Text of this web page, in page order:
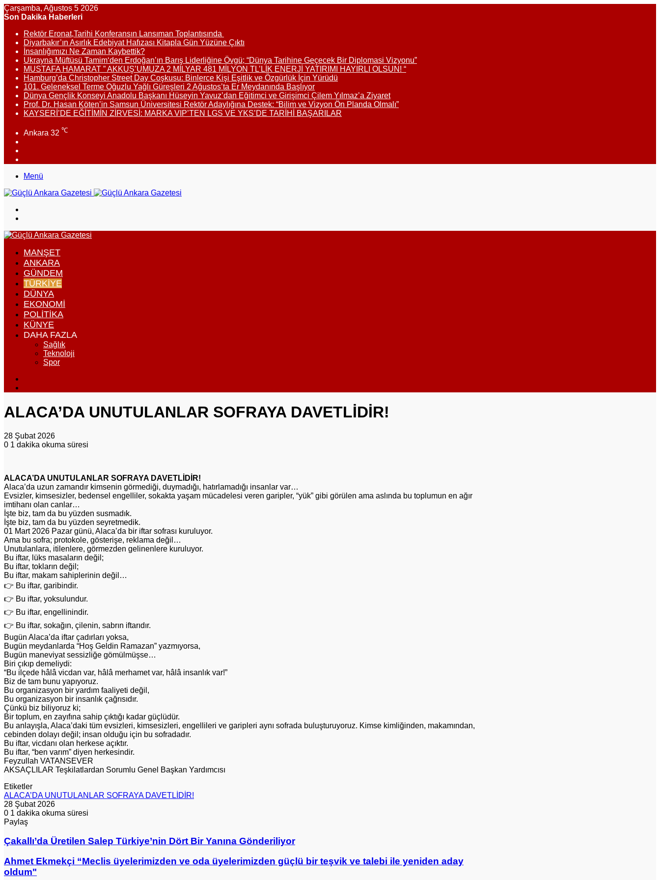
Çarşamba, Ağustos 5 2026
Son Dakika Haberleri
Rektör Eronat,Tarihi Konferansın Lansıman Toplantısında
Diyarbakır’ın Asırlık Edebiyat Hafızası Kitapla Gün Yüzüne Çıktı
İnsanlığımızı Ne Zaman Kaybettik?
Ukrayna Müftüsü Tamim‘den Erdoğan’ın Barış Liderliğine Övgü; “Dünya Tarihine Geçecek Bir Diplomasi Vizyonu”
MUSTAFA HAMARAT ” AKKUŞ’UMUZA 2 MİLYAR 481 MİLYON TL’LİK ENERJİ YATIRIMI HAYIRLI OLSUN! “
Hamburg’da Christopher Street Day Coşkusu: Binlerce Kişi Eşitlik ve Özgürlük İçin Yürüdü
101. Geleneksel Terme Oğuzlu Yağlı Güreşleri 2 Ağustos’ta Er Meydanında Başlıyor
Dünya Gençlik Konseyi Anadolu Başkanı Hüseyin Yavuz’dan Eğitimci ve Girişimci Çilem Yılmaz’a Ziyaret
Prof. Dr. Hasan Köten’in Samsun Üniversitesi Rektör Adaylığına Destek: “Bilim ve Vizyon Ön Planda Olmalı”
KAYSERİ’DE EĞİTİMİN ZİRVESİ: MARKA VIP’TEN LGS VE YKS’DE TARİHİ BAŞARILAR
Ankara 32 ℃
Menü
değiştir
MANŞET
ANKARA
GÜNDEM
TÜRKIYE
DÜNYA
EKONOMI
POLITIKA
KÜNYE
DAHA FAZLA
Sağlık
Teknoloji
Spor
ALACA’DA UNUTULANLAR SOFRAYA DAVETLİDİR!
28 Şubat 2026
0 1 dakika okuma süresi
ALACA’DA UNUTULANLAR SOFRAYA DAVETLİDİR!
Alaca’da uzun zamandır kimsenin görmediği, duymadığı, hatırlamadığı insanlar var…
Evsizler, kimsesizler, bedensel engelliler, sokakta yaşam mücadelesi veren garipler, “yük” gibi görülen ama aslında bu toplumun en ağır
imtihanı olan canlar…
İşte biz, tam da bu yüzden susmadık.
İşte biz, tam da bu yüzden seyretmedik.
01 Mart 2026 Pazar günü, Alaca’da bir iftar sofrası kuruluyor.
Ama bu sofra; protokole, gösterişe, reklama değil…
Unutulanlara, itilenlere, görmezden gelinenlere kuruluyor.
Bu iftar, lüks masaların değil;
Bu iftar, tokların değil;
Bu iftar, makam sahiplerinin değil…
👉 Bu iftar, garibindir.
👉 Bu iftar, yoksulundur.
👉 Bu iftar, engellinindir.
👉 Bu iftar, sokağın, çilenin, sabrın iftarıdır.
Bugün Alaca’da iftar çadırları yoksa,
Bugün meydanlarda “Hoş Geldin Ramazan” yazmıyorsa,
Bugün maneviyat sessizliğe gömülmüşse…
Biri çıkıp demeliydi:
“Bu ilçede hâlâ vicdan var, hâlâ merhamet var, hâlâ insanlık var!”
Biz de tam bunu yapıyoruz.
Bu organizasyon bir yardım faaliyeti değil,
Bu organizasyon bir insanlık çağrısıdır.
Çünkü biz biliyoruz ki;
Bir toplum, en zayıfına sahip çıktığı kadar güçlüdür.
Bu anlayışla, Alaca’daki tüm evsizleri, kimsesizleri, engellileri ve garipleri aynı sofrada buluşturuyoruz. Kimse kimliğinden, makamından,
cebinden dolayı değil; insan olduğu için bu sofradadır.
Bu iftar, vicdanı olan herkese açıktır.
Bu iftar, “ben varım” diyen herkesindir.
Feyzullah VATANSEVER
AKSAÇLILAR Teşkilatlardan Sorumlu Genel Başkan Yardımcısı
Etiketler
ALACA’DA UNUTULANLAR SOFRAYA DAVETLİDİR!
28 Şubat 2026
0 1 dakika okuma süresi
Paylaş
Posta
ile
paylaş
Çakallı’da
Üretilen
Salep
Türkiye’nin
Dört
Çakallı’da Üretilen Salep Türkiye’nin Dört Bir Yanına Gönderiliyor
Ahmet
Ekmekçi
“Meclis
Ahmet Ekmekçi “Meclis üyelerimizden ve oda üyelerimizden güçlü bir teşvik ve talebi ile yeniden aday
oldum"